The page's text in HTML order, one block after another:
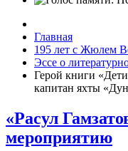
Главная
195 лет с Жюлем
Эссе о
Герой книги
капитан яхты
«Расул
мероприятию